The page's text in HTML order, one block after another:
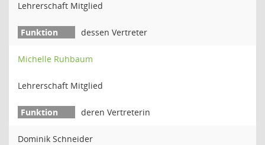
Lehrerschaft Mitglied
dessen Vertreter
Michelle Ruhbaum
Lehrerschaft Mitglied
deren Vertreterin
Dominik Schneider